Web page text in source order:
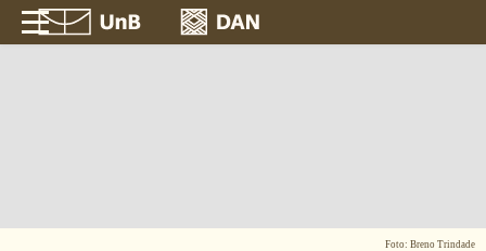
Foto: Breno Trindade